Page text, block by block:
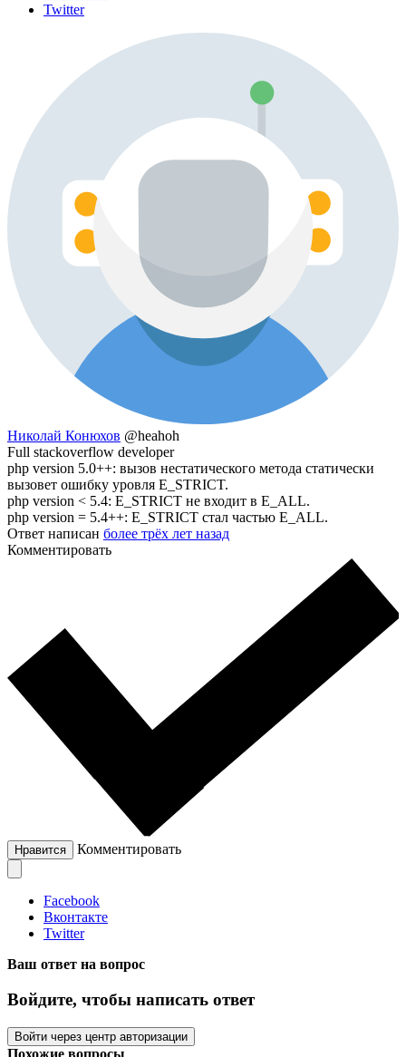
Twitter
Николай Конюхов @heahoh
Full stackoverflow developer
php version 5.0++: вызов нестатического метода статически
вызовет ошибку уровля E_STRICT.
php version < 5.4: E_STRICT не входит в E_ALL.
php version = 5.4++: E_STRICT стал частью E_ALL.
Ответ написан более трёх лет назад
Комментировать
Нравится Комментировать
Facebook
Вконтакте
Twitter
Ваш ответ на вопрос
Войдите, чтобы написать ответ
Войти через центр авторизации
Похожие вопросы